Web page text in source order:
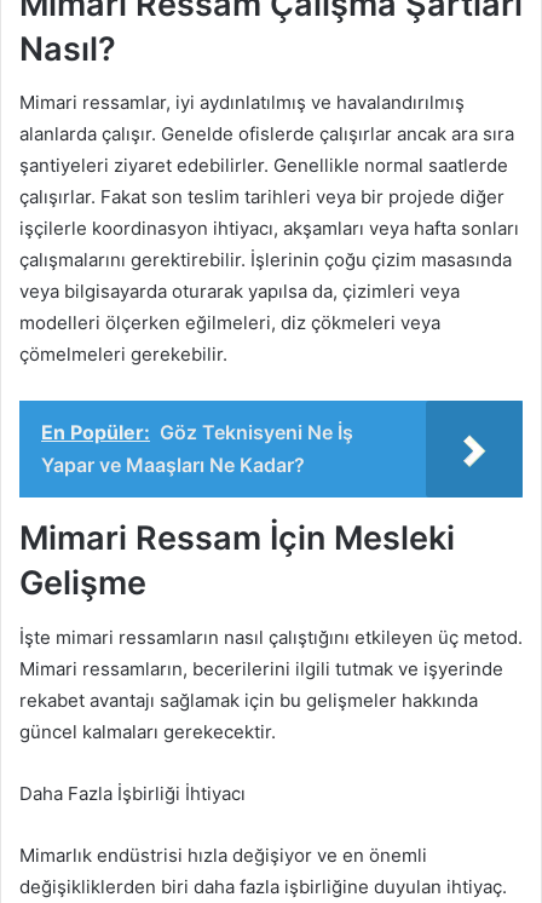
Nasıl?
Mimari ressamlar, iyi aydınlatılmış ve havalandırılmış
alanlarda çalışır. Genelde ofislerde çalışırlar ancak ara sıra
şantiyeleri ziyaret edebilirler. Genellikle normal saatlerde
çalışırlar. Fakat son teslim tarihleri ​​veya bir projede diğer
işçilerle koordinasyon ihtiyacı, akşamları veya hafta sonları
çalışmalarını gerektirebilir. İşlerinin çoğu çizim masasında
veya bilgisayarda oturarak yapılsa da, çizimleri veya
modelleri ölçerken eğilmeleri, diz çökmeleri veya
çömelmeleri gerekebilir.
En Popüler: Göz Teknisyeni Ne İş
Yapar ve Maaşları Ne Kadar?
Mimari Ressam İçin Mesleki
Gelişme
İşte mimari ressamların nasıl çalıştığını etkileyen üç metod.
Mimari ressamların, becerilerini ilgili tutmak ve işyerinde
rekabet avantajı sağlamak için bu gelişmeler hakkında
güncel kalmaları gerekecektir.
Daha Fazla İşbirliği İhtiyacı
Mimarlık endüstrisi hızla değişiyor ve en önemli
değişikliklerden biri daha fazla işbirliğine duyulan ihtiyaç.